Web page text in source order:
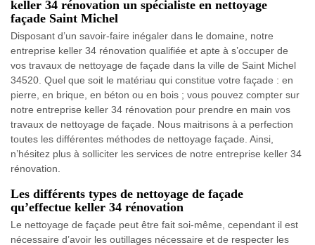
keller 34 rénovation un spécialiste en nettoyage
façade Saint Michel
Disposant d’un savoir-faire inégaler dans le domaine, notre
entreprise keller 34 rénovation qualifiée et apte à s’occuper de
vos travaux de nettoyage de façade dans la ville de Saint Michel
34520. Quel que soit le matériau qui constitue votre façade : en
pierre, en brique, en béton ou en bois ; vous pouvez compter sur
notre entreprise keller 34 rénovation pour prendre en main vos
travaux de nettoyage de façade. Nous maitrisons à a perfection
toutes les différentes méthodes de nettoyage façade. Ainsi,
n’hésitez plus à solliciter les services de notre entreprise keller 34
rénovation.
Les différents types de nettoyage de façade
qu’effectue keller 34 rénovation
Le nettoyage de façade peut être fait soi-même, cependant il est
nécessaire d’avoir les outillages nécessaire et de respecter les